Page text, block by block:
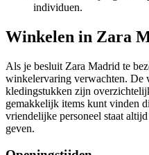
individuen.
Winkelen in Zara
Als je besluit Zara Madrid te
winkelervaring verwachten. De
kledingstukken zijn
gemakkelijk items kunt vinden
vriendelijke personeel staat
geven.